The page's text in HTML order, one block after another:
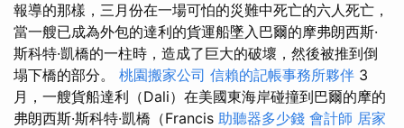
報導的那樣，三月份在一場可怕的災難中死亡的六人死亡，
當一艘已成為外包的達利的貨運船墜入巴爾的摩弗朗西斯·
斯科特·凱橋的一柱時，造成了巨大的破壞，然後被推到倒
塌下橋的部分。 桃園搬家公司 信賴的記帳事務所夥伴 3
月，一艘貨船達利（Dali）在美國東海岸碰撞到巴爾的摩的
弗朗西斯·斯科特·凱橋（Francis 助聽器多少錢 會計師 居家